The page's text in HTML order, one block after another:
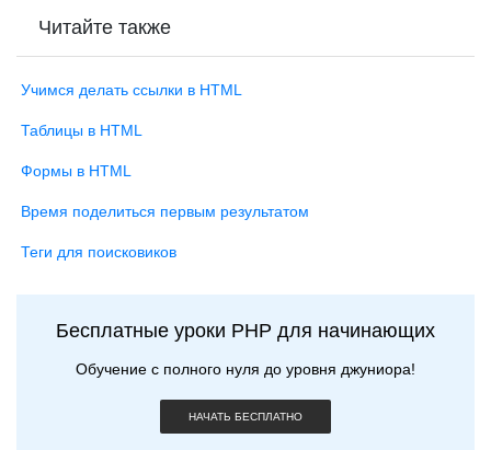
Читайте также
Учимся делать ссылки в HTML
Таблицы в HTML
Формы в HTML
Время поделиться первым результатом
Теги для поисковиков
Бесплатные уроки PHP для начинающих
Обучение с полного нуля до уровня джуниора!
НАЧАТЬ БЕСПЛАТНО